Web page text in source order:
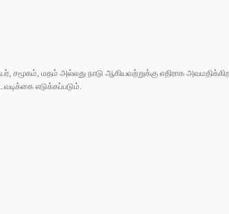
சமூகம், மதம் அல்லது நாடு ஆகியவற்றுக்கு எதிராக
எடுக்கப்படும்.